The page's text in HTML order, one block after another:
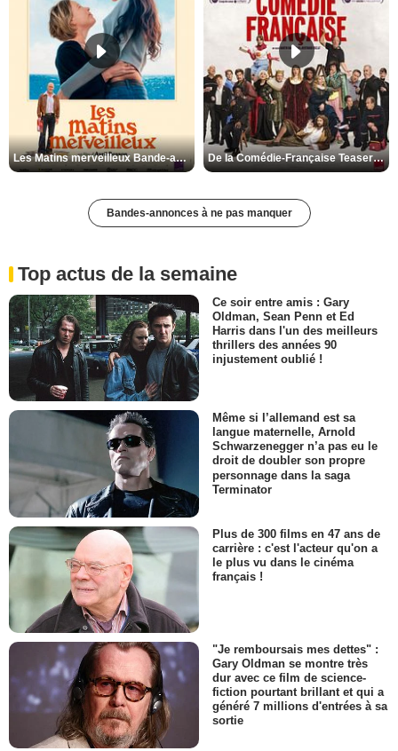
Les Matins merveilleux Bande-annonce VF De la Comédie-Française Teaser VF
Bandes-annonces à ne pas manquer
Top actus de la semaine
Ce soir entre amis : Gary
Oldman, Sean Penn et Ed
Harris dans l'un des meilleurs
thrillers des années 90
injustement oublié !
Même si l’allemand est sa
langue maternelle, Arnold
Schwarzenegger n’a pas eu le
droit de doubler son propre
personnage dans la saga
Terminator
Plus de 300 films en 47 ans de
carrière : c'est l'acteur qu'on a
le plus vu dans le cinéma
français !
"Je remboursais mes dettes" :
Gary Oldman se montre très
dur avec ce film de science-
fiction pourtant brillant et qui a
généré 7 millions d'entrées à sa
sortie